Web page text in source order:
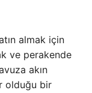
almak için
ve perakende
akın
olduğu bir